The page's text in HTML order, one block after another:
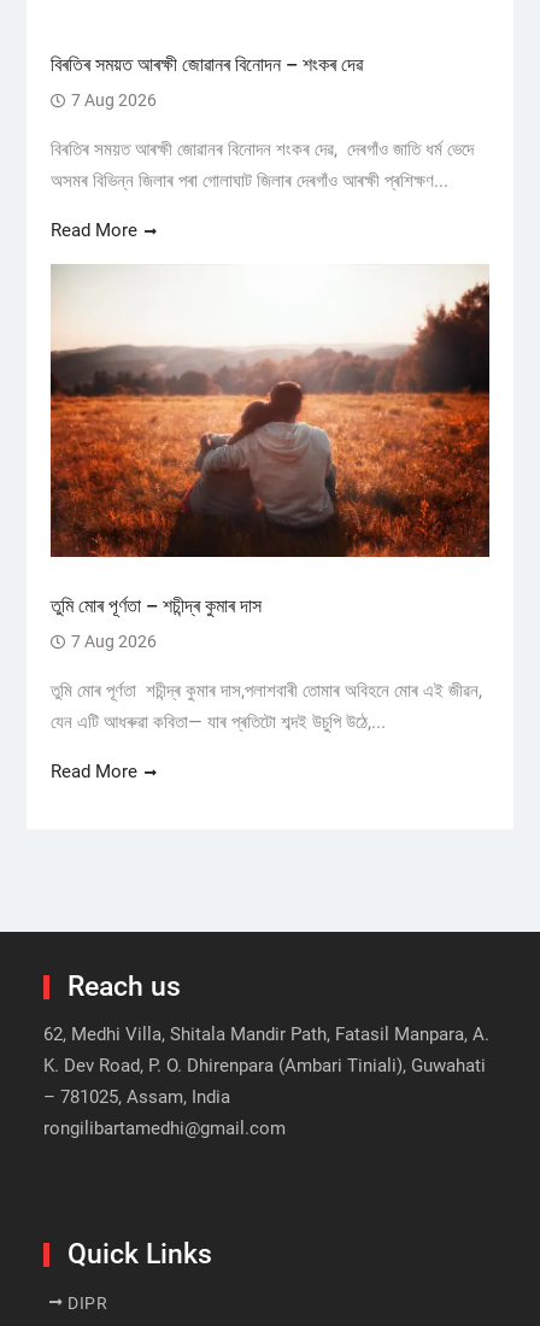
বিৰতিৰ সময়ত আৰক্ষী জোৱানৰ বিনোদন – শংকৰ দেৱ
7 Aug 2026
বিৰতিৰ সময়ত আৰক্ষী জোৱানৰ বিনোদন শংকৰ দেৱ, দেৰগাঁও জাতি ধৰ্ম ভেদে
অসমৰ বিভিন্ন জিলাৰ পৰা গোলাঘাট জিলাৰ দেৰগাঁও আৰক্ষী প্ৰশিক্ষণ...
Read More
তুমি মোৰ পূৰ্ণতা – শচীন্দ্ৰ কুমাৰ দাস
7 Aug 2026
তুমি মোৰ পূৰ্ণতা শচীন্দ্ৰ কুমাৰ দাস,পলাশবাৰী তোমাৰ অবিহনে মোৰ এই জীৱন,
যেন এটি আধৰুৱা কবিতা— যাৰ প্ৰতিটো শব্দই উচুপি উঠে,...
Read More
Reach us
62, Medhi Villa, Shitala Mandir Path, Fatasil Manpara, A.
K. Dev Road, P. O. Dhirenpara (Ambari Tiniali), Guwahati
– 781025, Assam, India
rongilibartamedhi@gmail.com
Quick Links
DIPR